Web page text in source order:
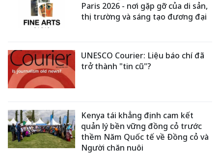
Paris 2026 - nơi gặp gỡ của di sản,
thị trường và sáng tạo đương đại
UNESCO Courier: Liệu báo chí đã
trở thành "tin cũ"?
Kenya tái khẳng định cam kết
quản lý bền vững đồng cỏ trước
thềm Năm Quốc tế về Đồng cỏ và
Người chăn nuôi